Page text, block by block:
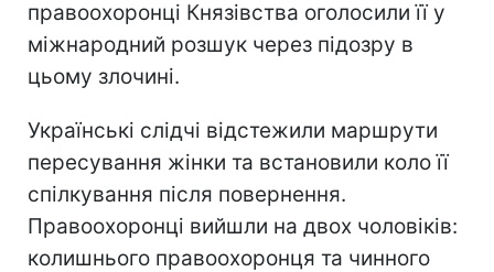
правоохоронці Князівства оголосили її у
міжнародний розшук через підозру в
цьому злочині.
Українські слідчі відстежили маршрути
пересування жінки та встановили коло її
спілкування після повернення.
Правоохоронці вийшли на двох чоловіків:
колишнього правоохоронця та чинного